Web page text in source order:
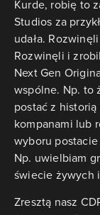
Kurde, robię to
Studios za
udała.
Rozwinęli i
Next Gen
wspólne. Np. to
postać z
kompanami lub
wyboru
Np. uwielbiam
świecie żywych
Zresztą nasz